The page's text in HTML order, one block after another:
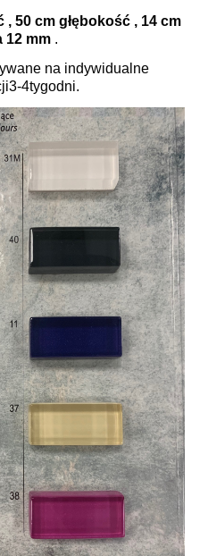
50 cm głębokość , 14 cm
12 mm .
na indywidualne
4tygodni.